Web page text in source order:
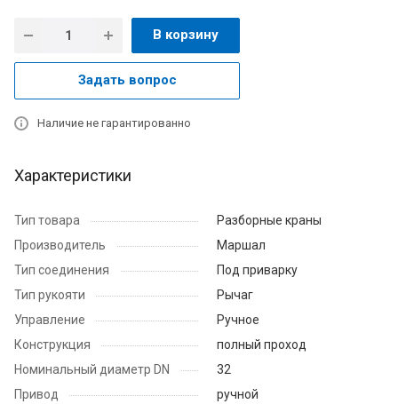
В корзину
Задать вопрос
Наличие не гарантированно
Характеристики
Тип товара
Разборные краны
Производитель
Маршал
Тип соединения
Под приварку
Тип рукояти
Рычаг
Управление
Ручное
Конструкция
полный проход
Номинальный диаметр DN
32
Привод
ручной